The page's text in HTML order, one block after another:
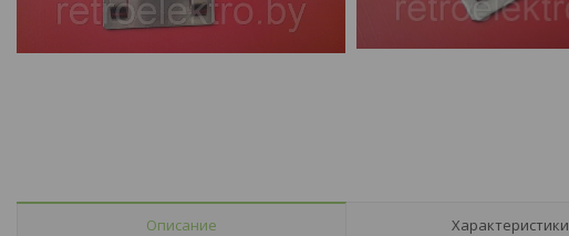
Описание Характеристики